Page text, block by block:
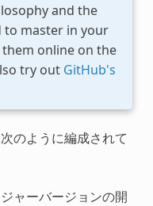
and the
to master in your
online on the
try out GitHub's
のように編成されて
ャーバージョンの開